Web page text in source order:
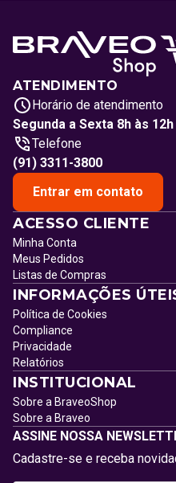
ATENDIMENTO
Horário de atendimento
Segunda a Sexta 8h às
Telefone
(91) 3311-3800
Entrar em contato
ACESSO CLIENTE
Minha Conta
Meus Pedidos
Listas de Compras
INFORMAÇÕES
Política de Cookies
Compliance
Privacidade
Relatórios
INSTITUCIONAL
Sobre a BraveoShop
Sobre a Braveo
ASSINE NOSSA
Cadastre-se e receba